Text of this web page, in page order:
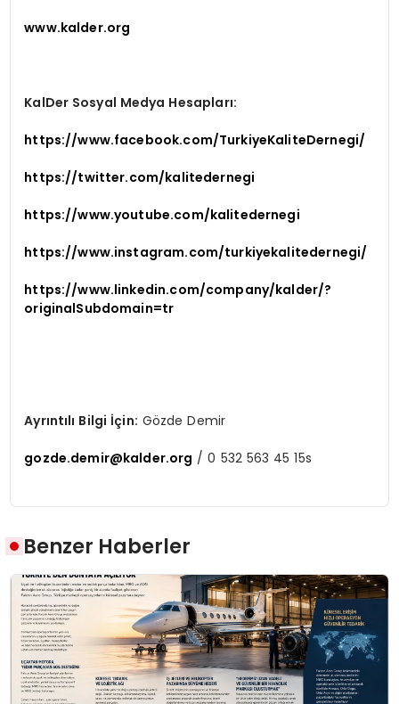
www.kalder.org
KalDer Sosyal Medya Hesapları:
https://www.facebook.com/TurkiyeKaliteDernegi/
https://twitter.com/kalitedernegi
https://www.youtube.com/kalitedernegi
https://www.instagram.com/turkiyekalitedernegi/
https://www.linkedin.com/company/kalder/?
originalSubdomain=tr
Ayrıntılı Bilgi İçin: Gözde Demir
gozde.demir@kalder.org / 0 532 563 45 15s
Benzer Haberler